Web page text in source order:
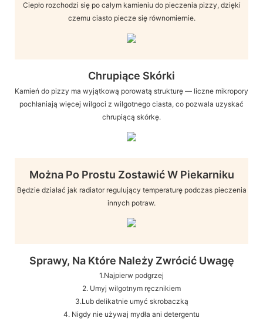
Ciepło rozchodzi się po całym kamieniu do pieczenia pizzy, dzięki
czemu ciasto piecze się równomiernie.
Chrupiące Skórki
Kamień do pizzy ma wyjątkową porowatą strukturę — ​​liczne mikropory
pochłaniają więcej wilgoci z wilgotnego ciasta, co pozwala uzyskać
chrupiącą skórkę.
Można Po Prostu Zostawić W Piekarniku
Będzie działać jak radiator regulujący temperaturę podczas pieczenia
innych potraw.
Sprawy, Na Które Należy Zwrócić Uwagę
1.Najpierw podgrzej
2. Umyj wilgotnym ręcznikiem
3.Lub delikatnie umyć skrobaczką
4. Nigdy nie używaj mydła ani detergentu